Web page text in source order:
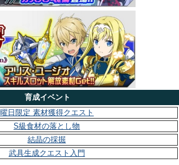
育成イベント
曜日限定 素材獲得クエスト
S級食材の落とし物
結晶の採掘
武具生成クエスト入門